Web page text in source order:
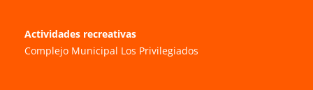
Actividades recreativas
Complejo Municipal Los Privilegiados